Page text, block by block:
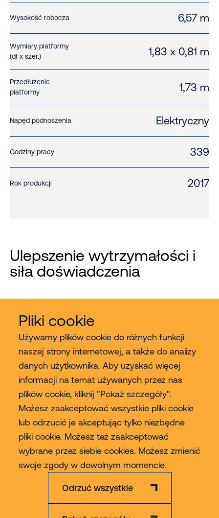
Pliki cookie
Używamy plików cookie do różnych funkcji
naszej strony internetowej, a także do analizy
danych użytkownika. Aby uzyskać więcej
informacji na temat używanych przez nas
plików cookie, kliknij "Pokaż szczegóły".
Możesz zaakceptować wszystkie pliki cookie
lub odrzucić je akceptując tylko niezbędne
pliki cookie. Możesz też zaakceptować
wybrane przez siebie cookies. Możesz zmienić
swoje zgody w dowolnym momencie.
Odrzuć wszystkie
Wysokość robocza 6,57 m
Wymiary platformy
(dł x szer.)
1,83 x 0,81 m
Przedłużenie
platformy
1,73 m
Napęd podnoszenia Elektryczny
Godziny pracy 339
Rok produkcji 2017
Ulepszenie wytrzymałości i
siła doświadczenia
Usługi
Sprzedaż
Contact
Więcej